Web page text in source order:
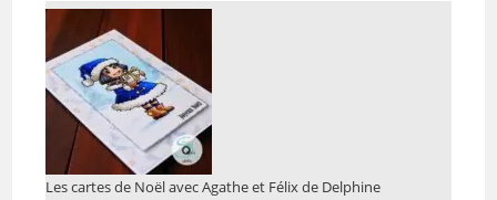
Les cartes de Noël avec Agathe et Félix de Delphine